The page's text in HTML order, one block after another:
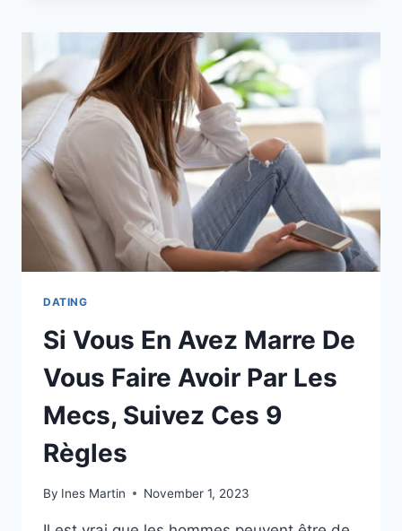
QU’IL
EST
VRAIMENT
AMOUREUX
À
TRAVERS
SES
SMS
DATING
Si Vous En Avez Marre De
Vous Faire Avoir Par Les
Mecs, Suivez Ces 9
Règles
By Ines Martin November 1, 2023